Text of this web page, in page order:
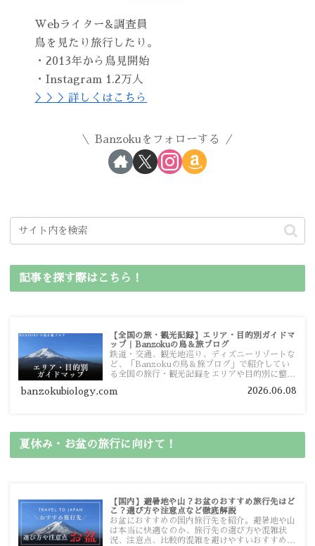
Webライター&調査員
鳥を見たり旅行したり。
・2013年から鳥見開始
・Instagram 1.2万人
＞＞＞詳しくはこちら
Banzokuをフォローする
記事を探す際はこちら！
【全国の旅・観光記録】エリア・目的別ガイドマ
ップ｜Banzokuの鳥＆旅ブログ
鉄道・交通、観光地巡り、ディズニーリゾートな
ど、「Banzokuの鳥＆旅ブログ」で紹介してい
る全国の旅行・観光記録をエリアや目的別に整理
ガイドマップからスムーズに見つけていただけま
banzokubiology.com 2026.06.08
夏休み・お盆の旅行に向けて！
【国内】避暑地や山？お盆のおすすめ旅行先はど
こ？選び方や注意点など徹底解説
お盆におすすめの国内旅行先を紹介。避暑地や山
は本当に快適なのか、旅行先の選び方や混雑状
況、注意点、比較的混雑を避けやすいおすすめス